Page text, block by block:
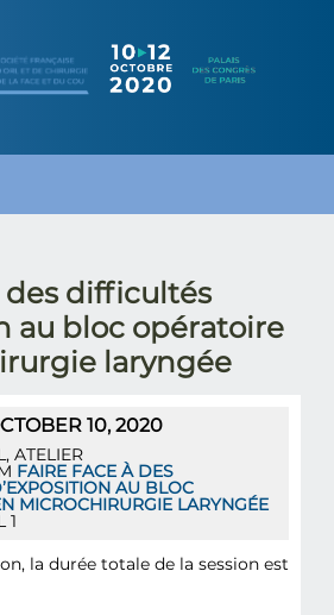
SFORL
SFORL
des difficultés
au bloc opératoire
laryngée
10, 2020
, ATELIER
FAIRE FACE À DES
AU BLOC
MICROCHIRURGIE LARYNGÉE
1
la durée totale de la session est